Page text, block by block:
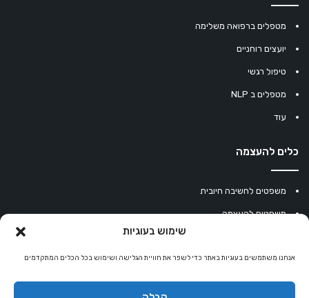
שימוש בעוגיות
אנחנו משתמשים בעוגיות באתר כדי לשפר את חוויית הגלישה ושימוש בכל הכלים המתקדמים
מטפלים ברפואה משלימה
יועצים רוחניים
טיפול רגשי
מטפלים ב NLP
עוד
כלים להעצמה
משפטים לחשיבה חיובית
משפטים להעצמה
מחשבון נומרולוגיה
קריסטלים למזלות